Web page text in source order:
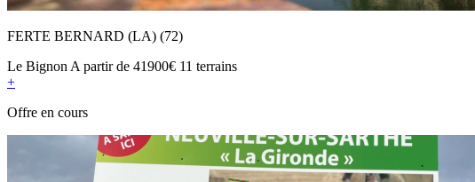
FERTE BERNARD (LA) (72)
Le Bignon A partir de 41900€ 11 terrains
+
Offre en cours